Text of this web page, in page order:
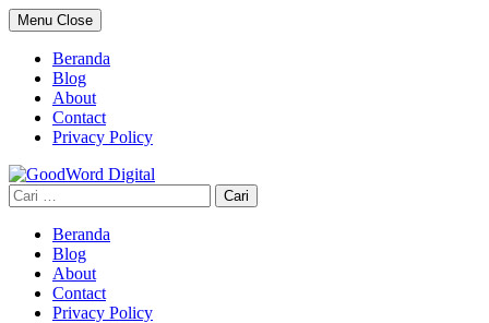
Skip
to
content
Menu Close
Beranda
Blog
About
Contact
Privacy Policy
Cari
untuk:
Beranda
Blog
About
Contact
Privacy Policy